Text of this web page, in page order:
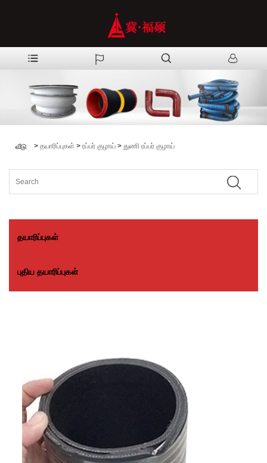
வீடு > தயாரிப்புகள் > ரப்பர் குழாய் > துணி ரப்பர் குழாய்
தயாரிப்புகள்
புதிய தயாரிப்புகள்